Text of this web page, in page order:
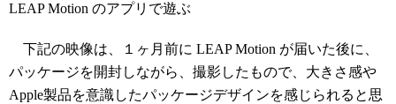
LEAP Motion のアプリで遊ぶ
下記の映像は、１ヶ月前に LEAP Motion が届いた後に、
パッケージを開封しながら、撮影したもので、大きさ感や
Apple製品を意識したパッケージデザインを感じられると思